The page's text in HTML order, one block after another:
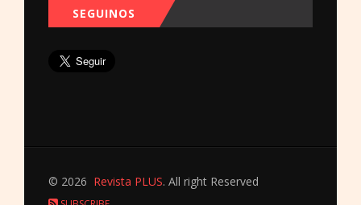
SEGUINOS
© 2026 Revista PLUS. All right Reserved